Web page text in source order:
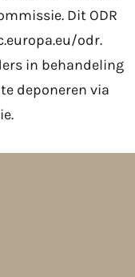
Dit ODR
odr.
in behandeling
deponeren via